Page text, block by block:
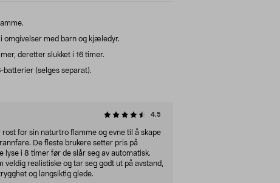
omgivelser med barn og kjæledyr.
deretter slukket i 16 timer.
batterier (selges separat).
4.5
for sin naturtro flamme og evne til å skape
De fleste brukere setter pris på
lyse i 8 timer før de slår seg av automatisk.
veldig realistiske og tar seg godt ut på avstand,
og langsiktig glede.